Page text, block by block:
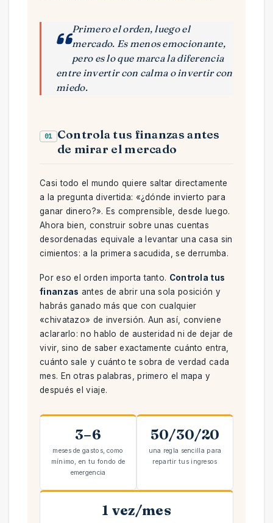
Primero el orden, luego el
mercado. Es menos emocionante,
pero es lo que marca la diferencia
entre invertir con calma o invertir con
miedo.
01 Controla tus finanzas antes
de mirar el mercado
Casi todo el mundo quiere saltar directamente
a la pregunta divertida: «¿dónde invierto para
ganar dinero?». Es comprensible, desde luego.
Ahora bien, construir sobre unas cuentas
desordenadas equivale a levantar una casa sin
cimientos: a la primera sacudida, se derrumba.
Por eso el orden importa tanto. Controla tus
finanzas antes de abrir una sola posición y
habrás ganado más que con cualquier
«chivatazo» de inversión. Aun así, conviene
aclararlo: no hablo de austeridad ni de dejar de
vivir, sino de saber exactamente cuánto entra,
cuánto sale y cuánto te sobra de verdad cada
mes. En otras palabras, primero el mapa y
después el viaje.
3–6
meses de gastos, como
mínimo, en tu fondo de
emergencia
50/30/20
una regla sencilla para
repartir tus ingresos
1 vez/mes